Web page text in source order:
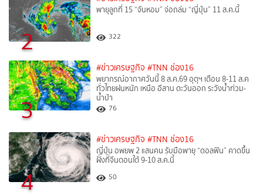
2
พายุลูกที่ 15 “จันหอม” จ่อถล่ม “ญี่ปุ่น” 11 ส.ค.นี้
322
3
#ข่าวเศรษฐกิจ #TNN ช่อง16
พยากรณ์อากาศวันนี้ 8 ส.ค.69 อุตุฯ เตือน 8-11 ส.ค
ทั่วไทยฝนหนัก เหนือ อีสาน ตะวันออก ระวังน้ำท่วม-
น้ำป่า
76
4
#ข่าวเศรษฐกิจ #TNN ช่อง16
ญี่ปุ่น อพยพ 2 แสนคน รับมือพายุ “ดอลฟิน” คาดขึ้น
ฝั่งที่จีนตอนใต้ 9-10 ส.ค.นี้
50